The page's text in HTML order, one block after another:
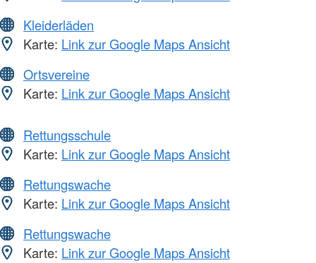
Kleiderläden
Karte: Link zur Google Maps Ansicht
Ortsvereine
Karte: Link zur Google Maps Ansicht
Rettungsschule
Karte: Link zur Google Maps Ansicht
Rettungswache
Karte: Link zur Google Maps Ansicht
Rettungswache
Karte: Link zur Google Maps Ansicht